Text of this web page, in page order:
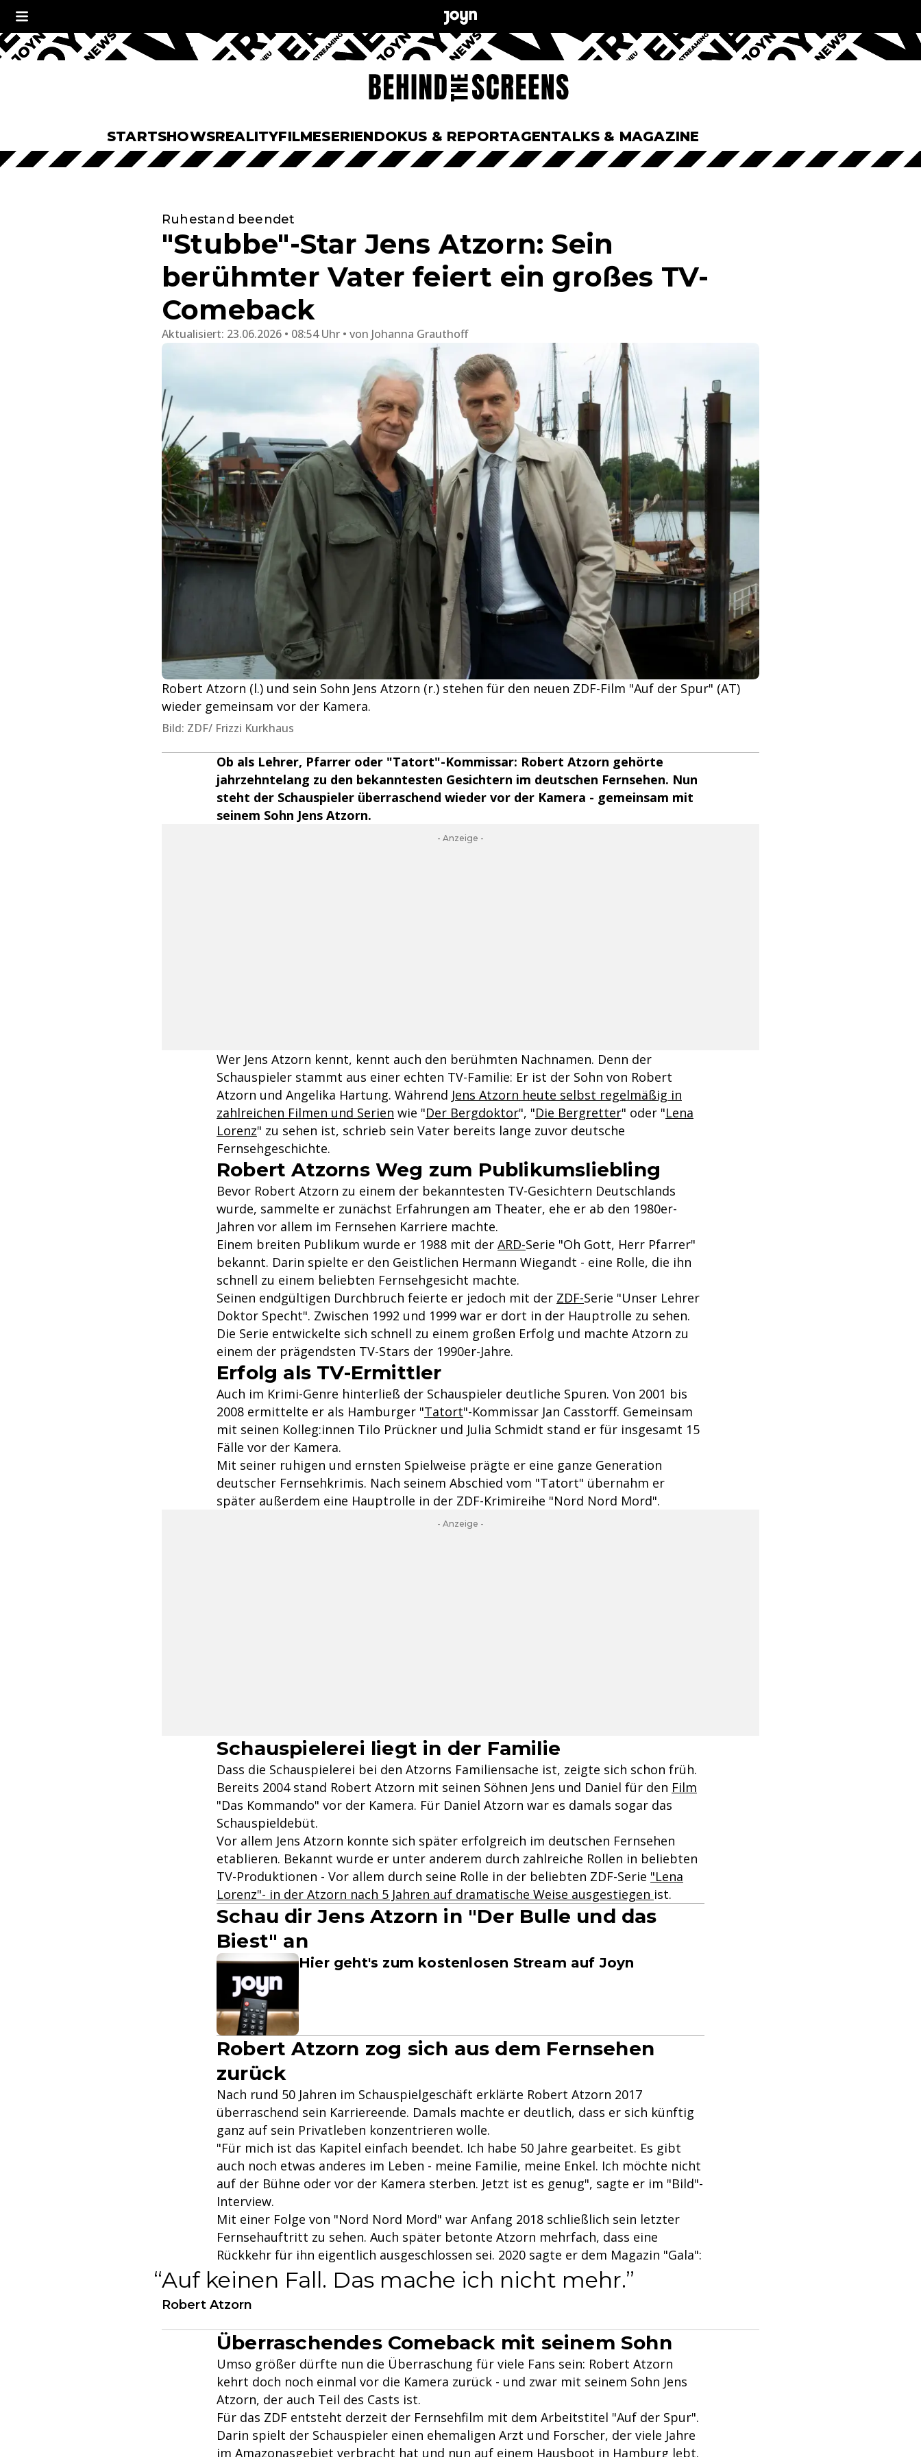
STARTSHOWSREALITYFILMESERIENDOKUS & REPORTAGENTALKS & MAGAZINE
Ruhestand beendet
"Stubbe"-Star Jens Atzorn: Sein
berühmter Vater feiert ein großes TV-
Comeback
Aktualisiert: 23.06.2026 • 08:54 Uhr von Johanna Grauthoff
Robert Atzorn (l.) und sein Sohn Jens Atzorn (r.) stehen für den neuen ZDF-Film "Auf der Spur" (AT)
wieder gemeinsam vor der Kamera.
Bild: ZDF/ Frizzi Kurkhaus
Ob als Lehrer, Pfarrer oder "Tatort"-Kommissar: Robert Atzorn gehörte
jahrzehntelang zu den bekanntesten Gesichtern im deutschen Fernsehen. Nun
steht der Schauspieler überraschend wieder vor der Kamera - gemeinsam mit
seinem Sohn Jens Atzorn.
- Anzeige -
Wer Jens Atzorn kennt, kennt auch den berühmten Nachnamen. Denn der
Schauspieler stammt aus einer echten TV-Familie: Er ist der Sohn von Robert
Atzorn und Angelika Hartung. Während Jens Atzorn heute selbst regelmäßig in
zahlreichen Filmen und Serien wie "Der Bergdoktor", "Die Bergretter" oder "Lena
Lorenz" zu sehen ist, schrieb sein Vater bereits lange zuvor deutsche
Fernsehgeschichte.
Robert Atzorns Weg zum Publikumsliebling
Bevor Robert Atzorn zu einem der bekanntesten TV-Gesichtern Deutschlands
wurde, sammelte er zunächst Erfahrungen am Theater, ehe er ab den 1980er-
Jahren vor allem im Fernsehen Karriere machte.
Einem breiten Publikum wurde er 1988 mit der ARD-Serie "Oh Gott, Herr Pfarrer"
bekannt. Darin spielte er den Geistlichen Hermann Wiegandt - eine Rolle, die ihn
schnell zu einem beliebten Fernsehgesicht machte.
Seinen endgültigen Durchbruch feierte er jedoch mit der ZDF-Serie "Unser Lehrer
Doktor Specht". Zwischen 1992 und 1999 war er dort in der Hauptrolle zu sehen.
Die Serie entwickelte sich schnell zu einem großen Erfolg und machte Atzorn zu
einem der prägendsten TV-Stars der 1990er-Jahre.
Erfolg als TV-Ermittler
Auch im Krimi-Genre hinterließ der Schauspieler deutliche Spuren. Von 2001 bis
2008 ermittelte er als Hamburger "Tatort"-Kommissar Jan Casstorff. Gemeinsam
mit seinen Kolleg:innen Tilo Prückner und Julia Schmidt stand er für insgesamt 15
Fälle vor der Kamera.
Mit seiner ruhigen und ernsten Spielweise prägte er eine ganze Generation
deutscher Fernsehkrimis. Nach seinem Abschied vom "Tatort" übernahm er
später außerdem eine Hauptrolle in der ZDF-Krimireihe "Nord Nord Mord".
- Anzeige -
Schauspielerei liegt in der Familie
Dass die Schauspielerei bei den Atzorns Familiensache ist, zeigte sich schon früh.
Bereits 2004 stand Robert Atzorn mit seinen Söhnen Jens und Daniel für den Film
"Das Kommando" vor der Kamera. Für Daniel Atzorn war es damals sogar das
Schauspieldebüt.
Vor allem Jens Atzorn konnte sich später erfolgreich im deutschen Fernsehen
etablieren. Bekannt wurde er unter anderem durch zahlreiche Rollen in beliebten
TV-Produktionen - Vor allem durch seine Rolle in der beliebten ZDF-Serie "Lena
Lorenz"- in der Atzorn nach 5 Jahren auf dramatische Weise ausgestiegen ist.
Schau dir Jens Atzorn in "Der Bulle und das
Biest" an
Hier geht's zum kostenlosen Stream auf Joyn
Robert Atzorn zog sich aus dem Fernsehen
zurück
Nach rund 50 Jahren im Schauspielgeschäft erklärte Robert Atzorn 2017
überraschend sein Karriereende. Damals machte er deutlich, dass er sich künftig
ganz auf sein Privatleben konzentrieren wolle.
"Für mich ist das Kapitel einfach beendet. Ich habe 50 Jahre gearbeitet. Es gibt
auch noch etwas anderes im Leben - meine Familie, meine Enkel. Ich möchte nicht
auf der Bühne oder vor der Kamera sterben. Jetzt ist es genug", sagte er im "Bild"-
Interview.
Mit einer Folge von "Nord Nord Mord" war Anfang 2018 schließlich sein letzter
Fernsehauftritt zu sehen. Auch später betonte Atzorn mehrfach, dass eine
Rückkehr für ihn eigentlich ausgeschlossen sei. 2020 sagte er dem Magazin "Gala":
Auf keinen Fall. Das mache ich nicht mehr.
Robert Atzorn
Überraschendes Comeback mit seinem Sohn
Umso größer dürfte nun die Überraschung für viele Fans sein: Robert Atzorn
kehrt doch noch einmal vor die Kamera zurück - und zwar mit seinem Sohn Jens
Atzorn, der auch Teil des Casts ist.
Für das ZDF entsteht derzeit der Fernsehfilm mit dem Arbeitstitel "Auf der Spur".
Darin spielt der Schauspieler einen ehemaligen Arzt und Forscher, der viele Jahre
im Amazonasgebiet verbracht hat und nun auf einem Hausboot in Hamburg lebt.